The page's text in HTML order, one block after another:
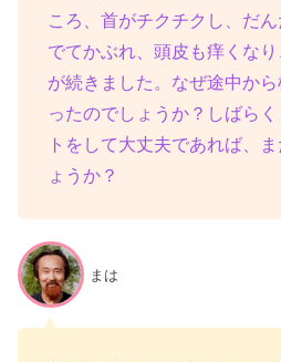
ころ、首がチクチクし、だ
でてかぶれ、頭皮も痒くな
が続きました。なぜ途中か
ったのでしょうか？しばら
トをして大丈夫であれば、
ょうか？
まは